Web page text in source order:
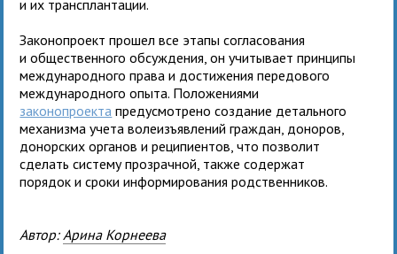
и их трансплантации.
Законопроект прошел все этапы согласования
и общественного обсуждения, он учитывает принципы
международного права и достижения передового
международного опыта. Положениями
законопроекта предусмотрено создание детального
механизма учета волеизъявлений граждан, доноров,
донорских органов и реципиентов, что позволит
сделать систему прозрачной, также содержат
порядок и сроки информирования родственников.
Автор: Арина Корнеева